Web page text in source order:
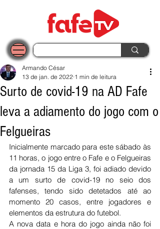
Surto de covid-19 na AD Fafe
leva a adiamento do jogo com o
Felgueiras
Armando César
13 de jan. de 2022 1 min de leitura
Inicialmente marcado para este sábado às
11 horas, o jogo entre o Fafe e o Felgueiras
da jornada 15 da Liga 3, foi adiado devido
a um surto de covid-19 no seio dos
fafenses, tendo sido detetados até ao
momento 20 casos, entre jogadores e
elementos da estrutura do futebol.
A nova data e hora do jogo ainda não foi